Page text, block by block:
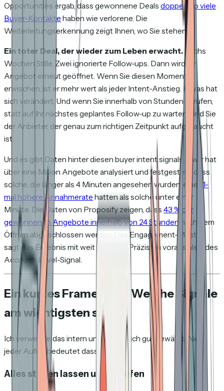
Opportunities ergab, dass gewonnene Deals doppelt so viele
Buyer-Kontakte haben wie verlorene. Die
Weiterleitungserkennung zeigt Ihnen, wo Sie stehen.
Ein toter Deal, der wieder zum Leben erwacht.Sechs
Wochen Stille. Zwei ignorierte Follow-ups. Dann wird Ihr
Angebot erneut geöffnet. Wenn Sie diesen Moment
erwischen, ist er mehr wert als jeder Intent-Anstieg. Etwas hat
sich verändert. Und wenn Sie innerhalb von Stunden anrufen,
statt auf Ihr nächstes geplantes Follow-up zu warten, sind Sie
der Anbieter, der genau zum richtigen Zeitpunkt aufgetaucht
ist.
Und es gibt Daten hinter diesen buyer intent signals. Qwilr hat
über eine Million Angebote analysiert und festgestellt, dass
solche, die länger als 4 Minuten angesehen wurden, eine 11-
mal höhere Annahmerate hatten als solche unter einer
Minute. Die Daten von Proposify zeigen, dass 43 % der
gewonnenen Angebote innerhalb von 24 Stunden nach dem
Öffnen abgeschlossen werden. Das Engagement-Muster
sagt das Ergebnis mit weit größerer Präzision voraus als jedes
Account-Level-Signal.
Ein kurzes Framework: Welche Signale
am wichtigsten sind
Ich verwende das intern und es hat sich gut bewährt. Nicht
jeder Aufruf bedeutet dasselbe.
Alles stehen lassen und anrufen